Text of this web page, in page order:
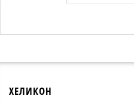
ХЕЛИКОН